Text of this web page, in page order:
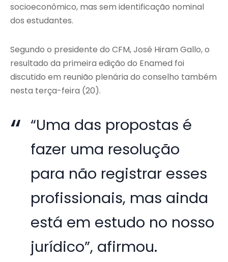
socioeconômico, mas sem identificação nominal
dos estudantes.
Segundo o presidente do CFM, José Hiram Gallo, o
resultado da primeira edição do Enamed foi
discutido em reunião plenária do conselho também
nesta terça-feira (20).
“Uma das propostas é
fazer uma resolução
para não registrar esses
profissionais, mas ainda
está em estudo no nosso
jurídico”, afirmou.